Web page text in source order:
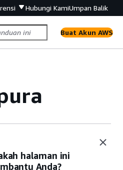
Hubungi KamiUmpan Balik
Buat Akun AWS
halaman ini
Anda?